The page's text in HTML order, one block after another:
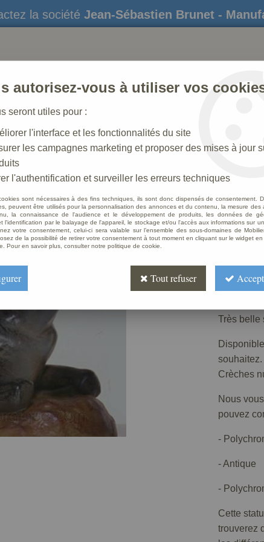
la société Jean-Sébastien Brunet -
STATUES CRÈCHES DE NOËL
N° 42_60 CM >Ane Antique
Ane
Soyez
Prix
Très belle
souhaitez.
Crèches
Nous
pouvez
-
- Antique
-
Cette
trouverez
autorisez-vous à utiliser vos
seront utiles pour :
l'interface et les fonctionnalités du site
les campagnes marketing et proposer des mises à jour
l'authentification et surveiller les erreurs techniques
sont nécessaires à des fins techniques, ils sont donc dispensés de consentement.
peuvent être utilisés pour la personnalisation des annonces et du contenu, la mesure des
la connaissance de l'audience et le développement de produits, les données de
l'identification par le balayage de l'appareil, le stockage et/ou l'accès aux informations sur
votre consentement, celui-ci sera valable sur l’ensemble des sous-domaines de
de la possibilité de retirer votre consentement à tout moment en cliquant sur le widget
Pour en savoir plus, consulter notre politique de cookie.
Tout refuser